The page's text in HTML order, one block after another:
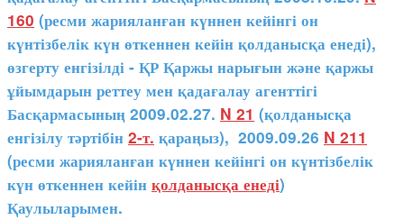
160 (ресми жарияланған күннен кейінгі он
күнтізбелік күн өткеннен кейін қолданысқа енеді),
өзгерту енгізілді - ҚР Қаржы нарығын және қаржы
ұйымдарын реттеу мен қадағалау агенттігі
Басқармасының 2009.02.27. N 21 (қолданысқа
енгізілу тәртібін 2-т. қараңыз), 2009.09.26 N 211
(ресми жарияланған күннен кейінгі он күнтізбелік
күн өткеннен кейін қолданысқа енеді)
Қаулыларымен.